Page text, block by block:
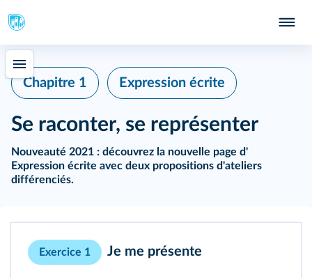
Chapitre 1 Expression écrite
Se raconter, se représenter
Nouveauté 2021 : découvrez la nouvelle page d'
Expression écrite avec deux propositions d'ateliers
différenciés.
Exercice 1 Je me présente